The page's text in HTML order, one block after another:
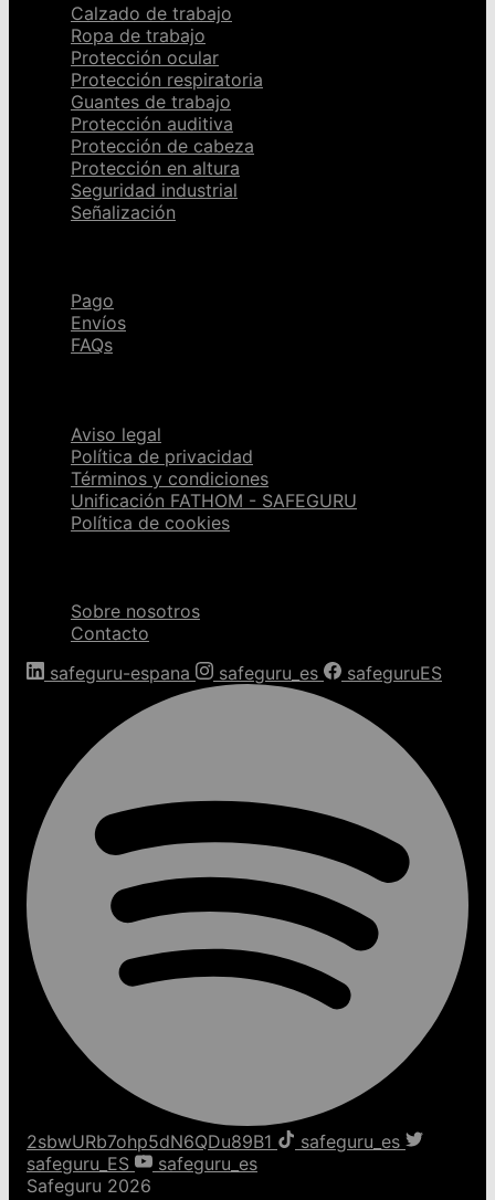
Calzado de trabajo
Ropa de trabajo
Protección ocular
Protección respiratoria
Guantes de trabajo
Protección auditiva
Protección de cabeza
Protección en altura
Seguridad industrial
Señalización
Pago
Envíos
FAQs
Aviso legal
Política de privacidad
Términos y condiciones
Unificación FATHOM - SAFEGURU
Política de cookies
Sobre nosotros
Contacto
safeguru-espana
safeguru_es safeguruES
2sbwURb7ohp5dN6QDu89B1
safeguru_es
safeguru_ES
safeguru_es
Safeguru 2026